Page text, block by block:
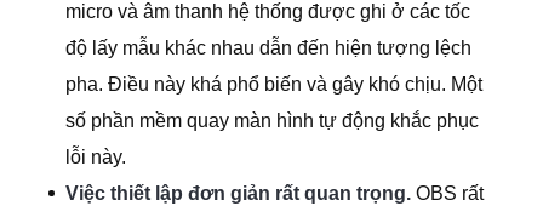
micro và âm thanh hệ thống được ghi ở các tốc
độ lấy mẫu khác nhau dẫn đến hiện tượng lệch
pha. Điều này khá phổ biến và gây khó chịu. Một
số phần mềm quay màn hình tự động khắc phục
lỗi này.
Việc thiết lập đơn giản rất quan trọng. OBS rất